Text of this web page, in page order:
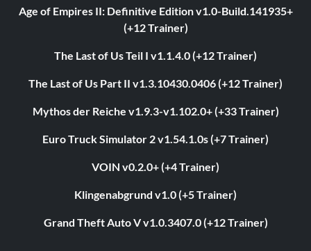
Age of Empires II: Definitive Edition v1.0-Build.141935+
(+12 Trainer)
The Last of Us Teil I v1.1.4.0 (+12 Trainer)
The Last of Us Part II v1.3.10430.0406 (+12 Trainer)
Mythos der Reiche v1.9.3-v1.102.0+ (+33 Trainer)
Euro Truck Simulator 2 v1.54.1.0s (+7 Trainer)
VOIN v0.2.0+ (+4 Trainer)
Klingenabgrund v1.0 (+5 Trainer)
Grand Theft Auto V v1.0.3407.0 (+12 Trainer)